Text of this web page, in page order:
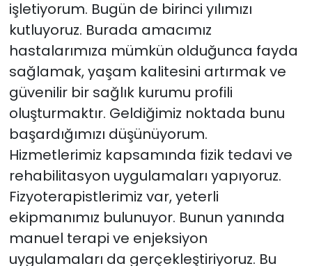
işletiyorum. Bugün de birinci yılımızı
kutluyoruz. Burada amacımız
hastalarımıza mümkün olduğunca fayda
sağlamak, yaşam kalitesini artırmak ve
güvenilir bir sağlık kurumu profili
oluşturmaktır. Geldiğimiz noktada bunu
başardığımızı düşünüyorum.
Hizmetlerimiz kapsamında fizik tedavi ve
rehabilitasyon uygulamaları yapıyoruz.
Fizyoterapistlerimiz var, yeterli
ekipmanımız bulunuyor. Bunun yanında
manuel terapi ve enjeksiyon
uygulamaları da gerçekleştiriyoruz. Bu